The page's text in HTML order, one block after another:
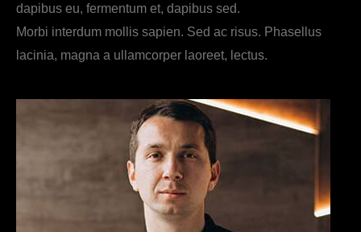
dapibus eu, fermentum et, dapibus sed.
Morbi interdum mollis sapien. Sed ac risus. Phasellus
lacinia, magna a ullamcorper laoreet, lectus.